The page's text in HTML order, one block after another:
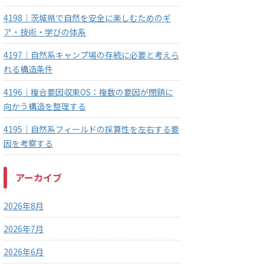
4198｜茨城県で自然を安全に楽しむためのギ
ア・技術・学びの体系
4197｜自然系キャンプ場の存続に必要と考えら
れる構造条件
4196｜複合要因収束OS：複数の要因が閉鎖に
向かう構造を整理する
4195｜自然系フィールドの採算性を左右する要
因を考察する
アーカイブ
2026年8月
2026年7月
2026年6月